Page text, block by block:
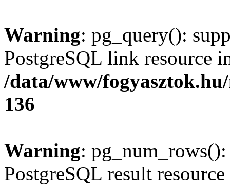
Warning: pg_query():
PostgreSQL link resource
/data/www/
136
Warning:
PostgreSQL result